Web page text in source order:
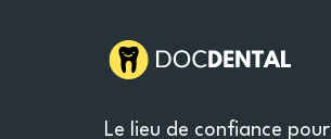
Le lieu de confiance